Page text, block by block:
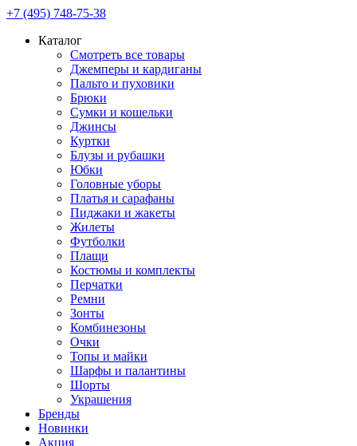
+7 (495) 748-75-38
Каталог
Смотреть все товары
Джемперы и кардиганы
Пальто и пуховики
Брюки
Сумки и кошельки
Джинсы
Куртки
Блузы и рубашки
Юбки
Головные уборы
Платья и сарафаны
Пиджаки и жакеты
Жилеты
Футболки
Плащи
Костюмы и комплекты
Перчатки
Ремни
Зонты
Комбинезоны
Очки
Топы и майки
Шарфы и палантины
Шорты
Украшения
Бренды
Новинки
Акция